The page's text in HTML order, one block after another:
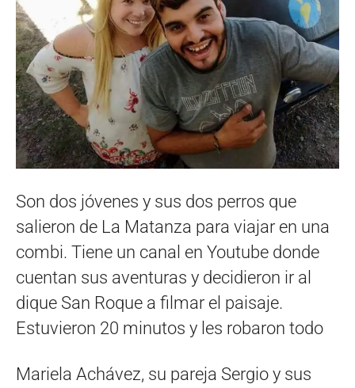
Son dos jóvenes y sus dos perros que
salieron de La Matanza para viajar en una
combi. Tiene un canal en Youtube donde
cuentan sus aventuras y decidieron ir al
dique San Roque a filmar el paisaje.
Estuvieron 20 minutos y les robaron todo
Mariela Achávez, su pareja Sergio y sus